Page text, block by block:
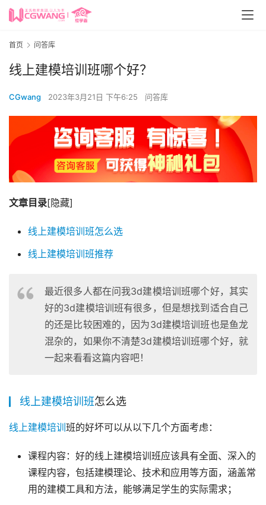
首页 问答库
线上建模培训班哪个好？
CGwang 2023年3月21日 下午6:25 问答库
文章目录[隐藏]
线上建模培训班怎么选
线上建模培训班推荐
最近很多人都在问我3d建模培训班哪个好，其实
好的3d建模培训班有很多，但是想找到适合自己
的还是比较困难的，因为3d建模培训班也是鱼龙
混杂的，如果你不清楚3d建模培训班哪个好，就
一起来看看这篇内容吧！
线上建模培训班怎么选
线上建模培训 班的好坏可以从以下几个方面考虑：
课程内容：好的线上建模培训班应该具有全面、深入的
课程内容，包括建模理论、技术和应用等方面，涵盖常
用的建模工具和方法，能够满足学生的实际需求；